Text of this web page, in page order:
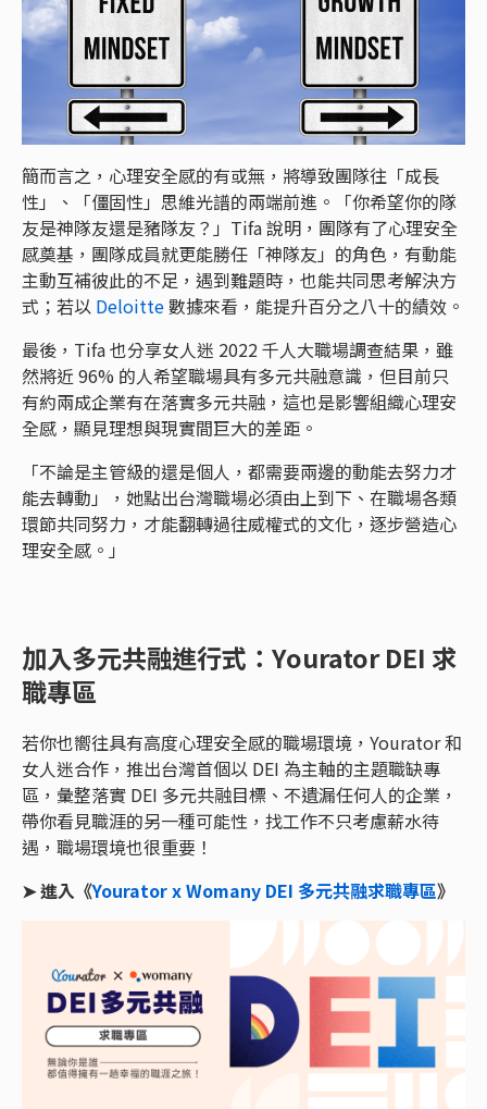
簡而言之，心理安全感的有或無，將導致團隊往「成長
性」、「僵固性」思維光譜的兩端前進。「你希望你的隊
友是神隊友還是豬隊友？」Tifa 說明，團隊有了心理安全
感奠基，團隊成員就更能勝任「神隊友」的角色，有動能
主動互補彼此的不足，遇到難題時，也能共同思考解決方
式；若以 Deloitte數據來看，能提升百分之八十的績效。
最後，Tifa 也分享女人迷 2022 千人大職場調查結果，雖
然將近 96% 的人希望職場具有多元共融意識，但目前只
有約兩成企業有在落實多元共融，這也是影響組織心理安
全感，顯見理想與現實間巨大的差距。
「不論是主管級的還是個人，都需要兩邊的動能去努力才
能去轉動」，她點出台灣職場必須由上到下、在職場各類
環節共同努力，才能翻轉過往威權式的文化，逐步營造心
理安全感。」
加入多元共融進行式：Yourator DEI 求
職專區
若你也嚮往具有高度心理安全感的職場環境，Yourator 和
女人迷合作，推出台灣首個以 DEI 為主軸的主題職缺專
區，彙整落實 DEI 多元共融目標、不遺漏任何人的企業，
帶你看見職涯的另一種可能性，找工作不只考慮薪水待
遇，職場環境也很重要！
➤ 進入《Yourator x Womany DEI 多元共融求職專區》